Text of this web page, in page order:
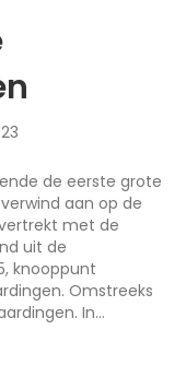
de eerste grote
aan op de
met de
uit de
knooppunt
Omstreeks
In…